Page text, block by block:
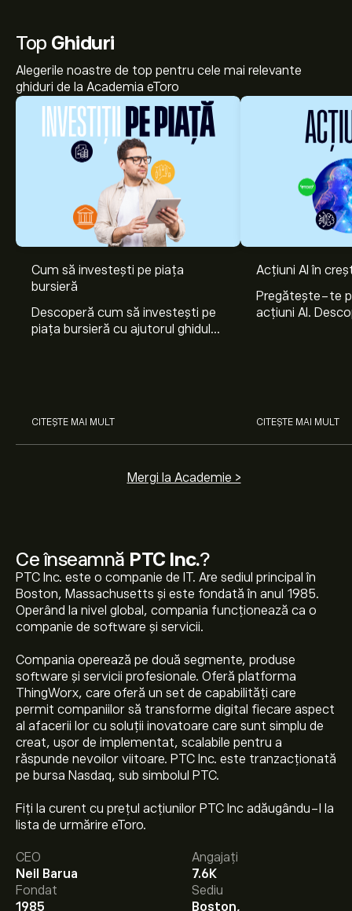
Ce înseamnă PTC Inc.?
PTC Inc. este o companie de IT. Are sediul principal în
Boston, Massachusetts și este fondată în anul 1985.
Operând la nivel global, compania funcționează ca o
companie de software și servicii.
Compania operează pe două segmente, produse
software și servicii profesionale. Oferă platforma
ThingWorx, care oferă un set de capabilități care
permit companiilor să transforme digital fiecare aspect
al afacerii lor cu soluții inovatoare care sunt simplu de
creat, ușor de implementat, scalabile pentru a
răspunde nevoilor viitoare. PTC Inc. este tranzacționată
pe bursa Nasdaq, sub simbolul PTC.
Fiți la curent cu prețul acțiunilor PTC Inc adăugându-l la
lista de urmărire eToro.
CEO
Neil Barua
Angajați
7.6K
Fondat
1985
Sediu
Boston,
Top Ghiduri
Alegerile noastre de top pentru cele mai relevante
ghiduri de la Academia eToro
Cum să investești pe piața
bursieră
Descoperă cum să investești pe
piața bursieră cu ajutorul ghidului
CITEȘTE MAI MULT
Acțiuni AI în
Pregătește-te
acțiuni AI.
CITEȘTE MAI MULT
Mergi la Academie >
Prețul actual al acțiunilor PTC este 147.71‎$‎.
Prețul țintă mediu pentru acțiunile PTC Inc. este
147.71‎$‎.Creează-ți un cont
pe eToro pentru previziunile
analiștilor și ținte de preț.